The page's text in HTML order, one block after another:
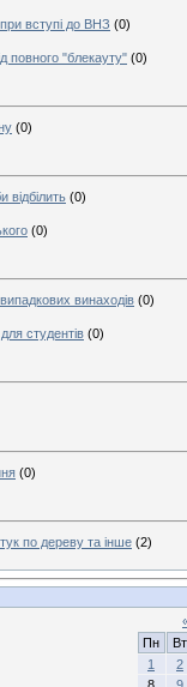
при вступі до ВНЗ (0)
повного "блекауту" (0)
(0)
відбілить (0)
(0)
винаходів (0)
студентів (0)
(0)
по дереву та інше (2)
Пн
Вт
1
2